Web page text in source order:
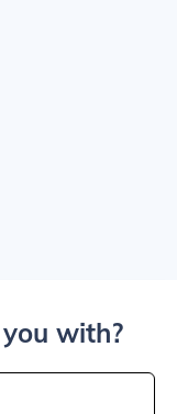
with?